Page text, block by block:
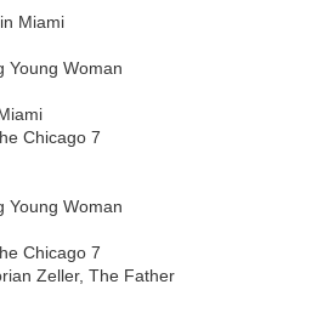
Miami
Young Woman
Chicago 7
Young Woman
Chicago 7
Zeller, The Father